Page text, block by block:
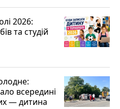
2026:
та студій
всередині
— дитина